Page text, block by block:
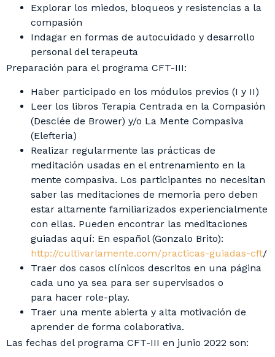
Explorar los miedos, bloqueos y resistencias a la
compasión
Indagar en formas de autocuidado y desarrollo
personal del terapeuta
Preparación para el programa CFT-III:
Haber participado en los módulos previos (I y II)
Leer los libros Terapia Centrada en la Compasión
(Desclée de Brower) y/o La Mente Compasiva
(Elefteria)
Realizar regularmente las prácticas de
meditación usadas en el entrenamiento en la
mente compasiva. Los participantes no necesitan
saber las meditaciones de memoria pero deben
estar altamente familiarizados experiencialmente
con ellas. Pueden encontrar las meditaciones
guiadas aquí: En español (Gonzalo Brito):
http://cultivarlamente.com/practicas-guiadas-cft/
Traer dos casos clínicos descritos en una página
cada uno ya sea para ser supervisados o
para hacer role-play.
Traer una mente abierta y alta motivación de
aprender de forma colaborativa.
Las fechas del programa CFT-III en junio 2022 son: